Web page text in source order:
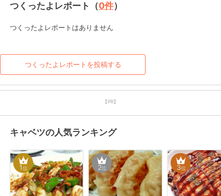
つくったよレポート（0件）
つくったよレポートはありません
つくったよレポートを投稿する
【PR】
キャベツの人気ランキング
1位 2位 3位